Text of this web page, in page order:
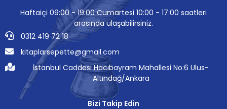
Haftaiçi 09:00 - 19:00 Cumartesi 10:00 - 17:00 saatleri
arasında ulaşabilirsiniz.
0312 419 72 18
kitaplarsepette@gmail.com
İstanbul Caddesi Hacıbayram Mahallesi No:6 Ulus-
Altındağ/Ankara
Bizi Takip Edin